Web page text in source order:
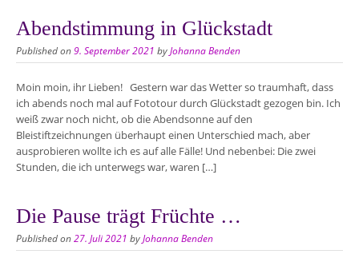
Abendstimmung in Glückstadt
Published on9. September 2021 byJohanna Benden
Moin moin, ihr Lieben! Gestern war das Wetter so traumhaft, dass
ich abends noch mal auf Fototour durch Glückstadt gezogen bin. Ich
weiß zwar noch nicht, ob die Abendsonne auf den
Bleistiftzeichnungen überhaupt einen Unterschied mach, aber
ausprobieren wollte ich es auf alle Fälle! Und nebenbei: Die zwei
Stunden, die ich unterwegs war, waren […]
Die Pause trägt Früchte …
Published on27. Juli 2021 byJohanna Benden